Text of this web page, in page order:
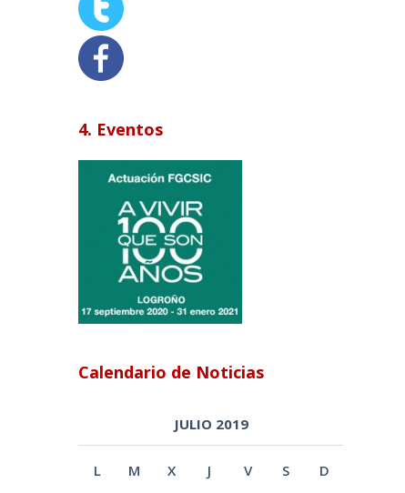
4. Eventos
Calendario de Noticias
JULIO 2019
L M X J V S D